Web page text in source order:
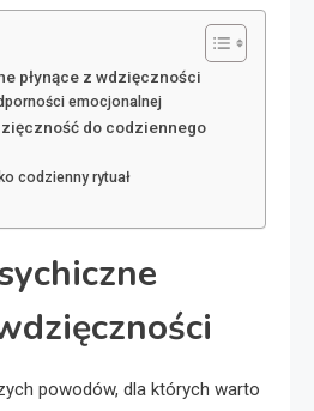
płynące z wdzięczności
emocjonalnej
do codziennego
codzienny rytuał
powodów, dla których warto